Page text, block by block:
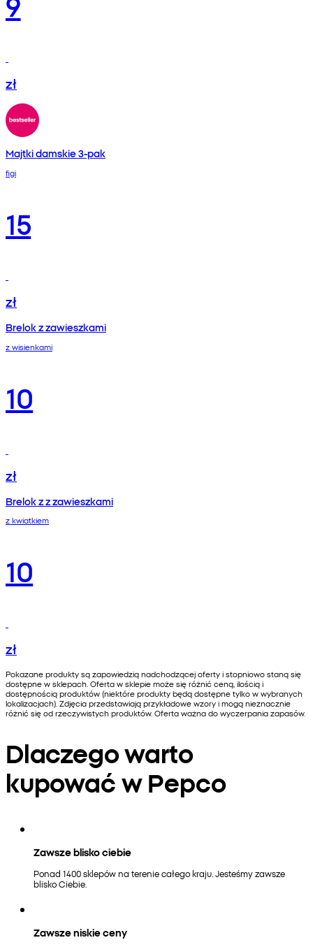
zł
Majtki damskie 3-pak
figi
15
zł
Brelok z zawieszkami
z wisienkami
10
zł
Brelok z z zawieszkami
z kwiatkiem
10
zł
Pokazane produkty są zapowiedzią nadchodzącej oferty i stopniowo staną się
dostępne w sklepach. Oferta w sklepie może się różnić ceną, ilością i
dostępnością produktów (niektóre produkty będą dostępne tylko w wybranych
lokalizacjach). Zdjęcia przedstawiają przykładowe wzory i mogą nieznacznie
różnić się od rzeczywistych produktów. Oferta ważna do wyczerpania zapasów.
Dlaczego warto
kupować w Pepco
Zawsze blisko ciebie
Ponad 1400 sklepów na terenie całego kraju. Jesteśmy zawsze
blisko Ciebie.
Zawsze niskie ceny